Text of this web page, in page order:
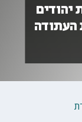
יהודים
העתודה